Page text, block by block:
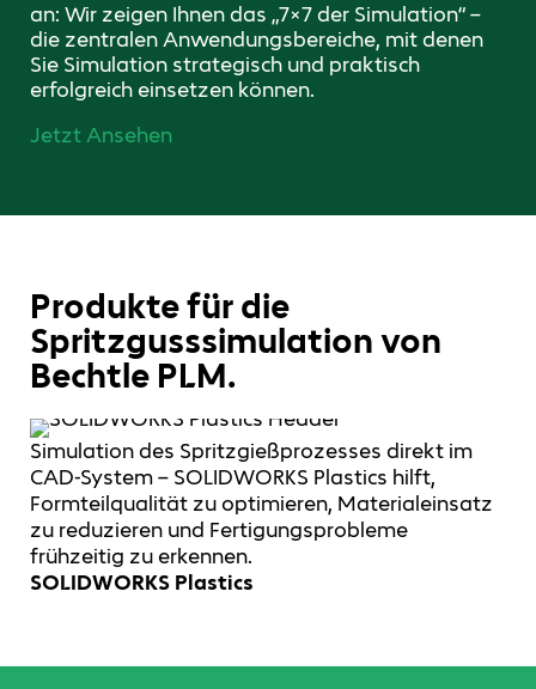
an: Wir zeigen Ihnen das „7×7 der Simulation“ –
die zentralen Anwendungsbereiche, mit denen
Sie Simulation strategisch und praktisch
erfolgreich einsetzen können.
Jetzt Ansehen
Produkte für die
Spritzgusssimulation von
Bechtle PLM.
Simulation des Spritzgießprozesses direkt im
CAD-System – SOLIDWORKS Plastics hilft,
Formteilqualität zu optimieren, Materialeinsatz
zu reduzieren und Fertigungsprobleme
frühzeitig zu erkennen.
SOLIDWORKS Plastics